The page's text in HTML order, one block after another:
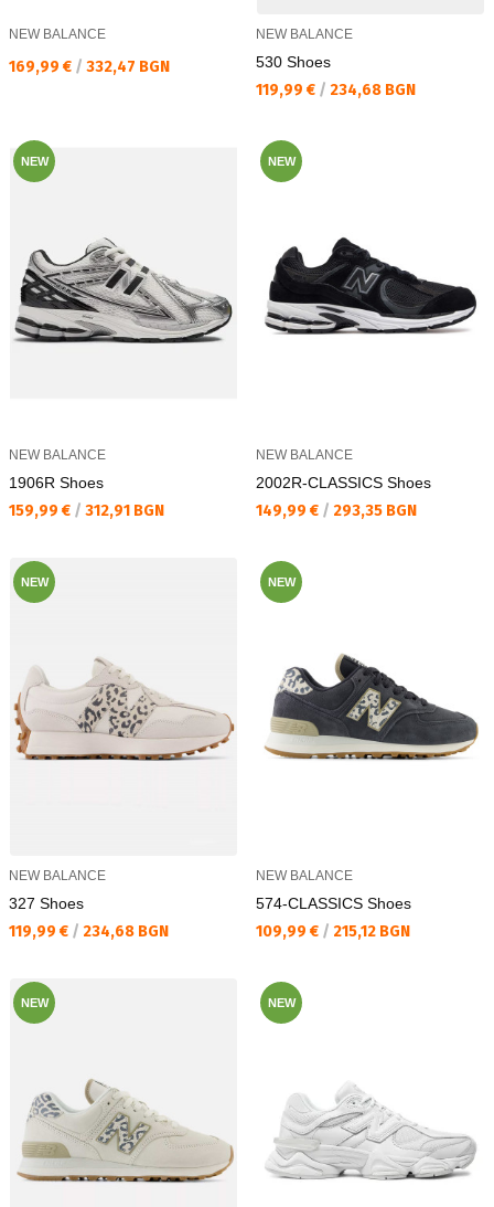
NEW BALANCE
Текуща цена:
169,99 € / 332,47 BGN
NEW BALANCE
530 Shoes
Текуща цена:
119,99 € / 234,68 BGN
NEW
NEW BALANCE
1906R Shoes
Текуща цена:
159,99 € / 312,91 BGN
NEW
NEW BALANCE
2002R-CLASSICS Shoes
Текуща цена:
149,99 € / 293,35 BGN
NEW
NEW BALANCE
327 Shoes
Текуща цена:
119,99 € / 234,68 BGN
NEW
NEW BALANCE
574-CLASSICS Shoes
Текуща цена:
109,99 € / 215,12 BGN
NEW NEW